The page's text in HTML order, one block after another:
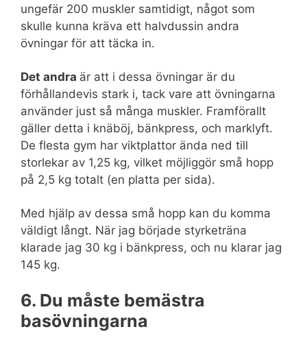
ungefär 200 muskler samtidigt, något som
skulle kunna kräva ett halvdussin andra
övningar för att täcka in.
Det andra är att i dessa övningar är du
förhållandevis stark i, tack vare att övningarna
använder just så många muskler. Framförallt
gäller detta i knäböj, bänkpress, och marklyft.
De flesta gym har viktplattor ända ned till
storlekar av 1,25 kg, vilket möjliggör små hopp
på 2,5 kg totalt (en platta per sida).
Med hjälp av dessa små hopp kan du komma
väldigt långt. När jag började styrketräna
klarade jag 30 kg i bänkpress, och nu klarar jag
145 kg.
6. Du måste bemästra
basövningarna